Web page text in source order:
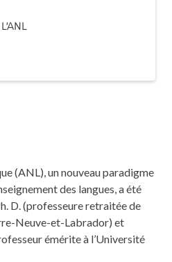
(ANL), un nouveau paradigme
des langues, a été
D. (professeure retraitée de
Neuve-et-Labrador) et
émérite à l’Université